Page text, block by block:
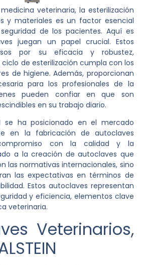
veterinaria, la esterilización
y materiales es un factor esencial
de los pacientes. Aquí es
juegan un papel crucial. Estos
por su eficacia y robustez,
de esterilización cumpla con los
de higiene. Además, proporcionan
para los profesionales de la
pueden confiar en que son
en su trabajo diario.
se ha posicionado en el mercado
en la fabricación de autoclaves
con la calidad y la
a la creación de autoclaves que
las normativas internacionales, sino
las expectativas en términos de
Estos autoclaves representan
y eficiencia, elementos clave
veterinaria.
Veterinarios,